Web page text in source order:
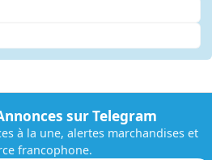
sur Telegram
à la une, alertes marchandises et
francophone.